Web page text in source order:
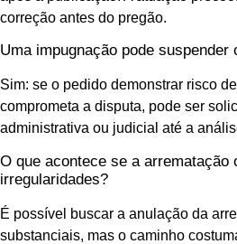
correção antes do pregão.
Uma impugnação pode suspender
Sim: se o pedido demonstrar risco
comprometa a disputa, pode ser
administrativa ou judicial até a
O que acontece se a arrematação
irregularidades?
É possível buscar a anulação da
substanciais, mas o caminho